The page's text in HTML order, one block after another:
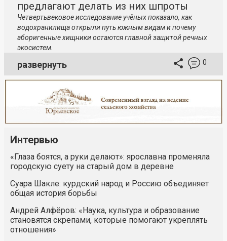
предлагают делать из них шпроты
Четвертьвековое исследование учёных показало, как
водохранилища открыли путь южным видам и почему
аборигенные хищники остаются главной защитой речных
экосистем.
развернуть 0
Интервью
«Глаза боятся, а руки делают»: ярославна променяла
городскую суету на старый дом в деревне
Суара Шакле: курдский народ и Россию объединяет
общая история борьбы
Андрей Алфёров: «Наука, культура и образование
становятся скрепами, которые помогают укреплять
отношения»